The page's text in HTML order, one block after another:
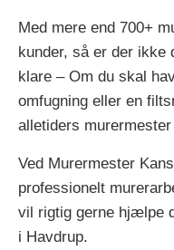
Med mere end 700+
kunder, så er der ikke
klare – Om du skal
omfugning eller en
alletiders
Ved Murermester
professionelt
vil rigtig gerne hjælpe
i Havdrup.